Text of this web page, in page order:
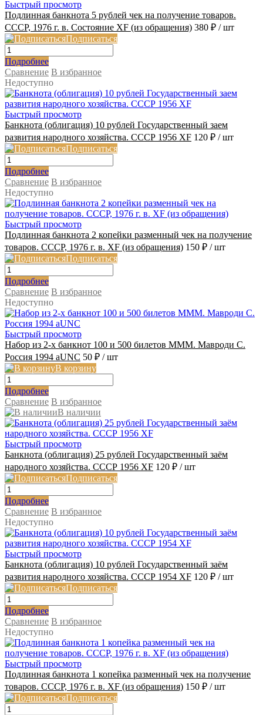
Быстрый просмотр
Подлинная банкнота 5 рублей чек на получение товаров.
СССР, 1976 г. в. Состояние XF (из обращения) 380 ₽ / шт
Подписаться
Подробнее
Сравнение В избранное
Недоступно
Быстрый просмотр
Банкнота (облигация) 10 рублей Государственный заем
развития народного хозяйства. СССР 1956 XF 120 ₽ / шт
Подписаться
Подробнее
Сравнение В избранное
Недоступно
Быстрый просмотр
Подлинная банкнота 2 копейки разменный чек на получение
товаров. СССР, 1976 г. в. XF (из обращения) 150 ₽ / шт
Подписаться
Подробнее
Сравнение В избранное
Недоступно
Быстрый просмотр
Набор из 2-х банкнот 100 и 500 билетов МММ. Мавроди С.
Россия 1994 аUNC 50 ₽ / шт
В корзину
Подробнее
Сравнение В избранное
В наличии
Быстрый просмотр
Банкнота (облигация) 25 рублей Государственный заём
народного хозяйства. СССР 1956 XF 120 ₽ / шт
Подписаться
Подробнее
Сравнение В избранное
Недоступно
Быстрый просмотр
Банкнота (облигация) 10 рублей Государственный заём
развития народного хозяйства. СССР 1954 XF 120 ₽ / шт
Подписаться
Подробнее
Сравнение В избранное
Недоступно
Быстрый просмотр
Подлинная банкнота 1 копейка разменный чек на получение
товаров. СССР, 1976 г. в. XF (из обращения) 150 ₽ / шт
Подписаться